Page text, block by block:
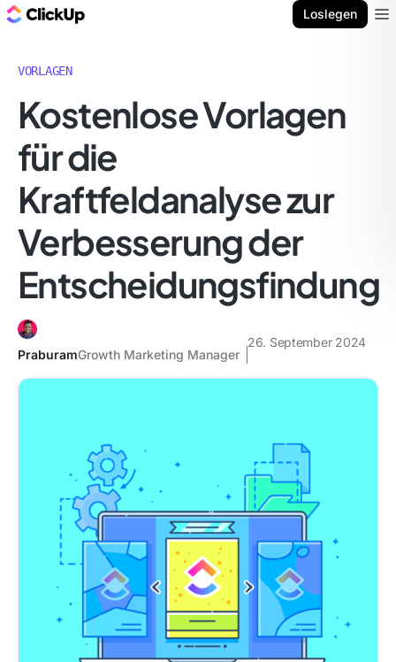
Loslegen
VORLAGEN
Kostenlose Vorlagen
für die
Kraftfeldanalyse zur
Verbesserung der
Entscheidungsfindung
PraburamGrowth Marketing Manager
26. September 2024